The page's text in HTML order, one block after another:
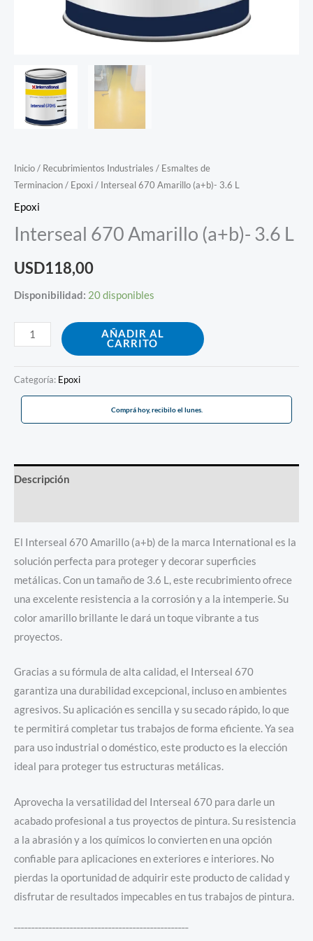
Inicio/ Recubrimientos Industriales / Esmaltes de
Terminacion/ Epoxi/ Interseal 670 Amarillo (a+b)- 3.6 L
Epoxi
Interseal 670 Amarillo (a+b)- 3.6 L
USD118,00
Disponibilidad: 20 disponibles
AÑADIR AL
CARRITO
Categoría: Epoxi
Comprá hoy, recibilo el lunes.
Descripción
El Interseal 670 Amarillo (a+b) de la marca International es la
solución perfecta para proteger y decorar superficies
metálicas. Con un tamaño de 3.6 L, este recubrimiento ofrece
una excelente resistencia a la corrosión y a la intemperie. Su
color amarillo brillante le dará un toque vibrante a tus
proyectos.
Gracias a su fórmula de alta calidad, el Interseal 670
garantiza una durabilidad excepcional, incluso en ambientes
agresivos. Su aplicación es sencilla y su secado rápido, lo que
te permitirá completar tus trabajos de forma eficiente. Ya sea
para uso industrial o doméstico, este producto es la elección
ideal para proteger tus estructuras metálicas.
Aprovecha la versatilidad del Interseal 670 para darle un
acabado profesional a tus proyectos de pintura. Su resistencia
a la abrasión y a los químicos lo convierten en una opción
confiable para aplicaciones en exteriores e interiores. No
pierdas la oportunidad de adquirir este producto de calidad y
disfrutar de resultados impecables en tus trabajos de pintura.
¯¯¯¯¯¯¯¯¯¯¯¯¯¯¯¯¯¯¯¯¯¯¯¯¯¯¯¯¯¯¯¯¯¯¯¯¯¯¯¯¯¯¯¯¯¯¯¯¯¯